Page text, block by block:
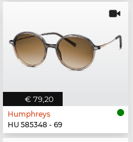
€ 79,20
Humphreys
HU 585348 - 69